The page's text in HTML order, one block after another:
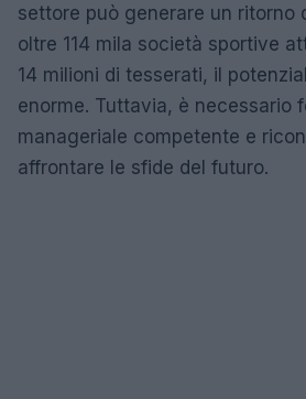
settore può generare un ritorno
oltre 114 mila società sportive
14 milioni di tesserati, il
enorme. Tuttavia, è necessario
manageriale competente e
affrontare le sfide del futuro.